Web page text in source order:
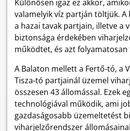
Különösen igaz ez akkor,
valamelyik víz partján töltjük.
a hazai tavak partjain, illetve a
biztonsága érdekében
működtet, és azt folyamatosan
A Balaton mellett a Fertő-tó, a
Tisza-tó partjainál üzemel
összesen 43 állomással. Ezek
technológiával működik, ami
gazdaságosabb üzemeltetést
viharjelzőrendszer